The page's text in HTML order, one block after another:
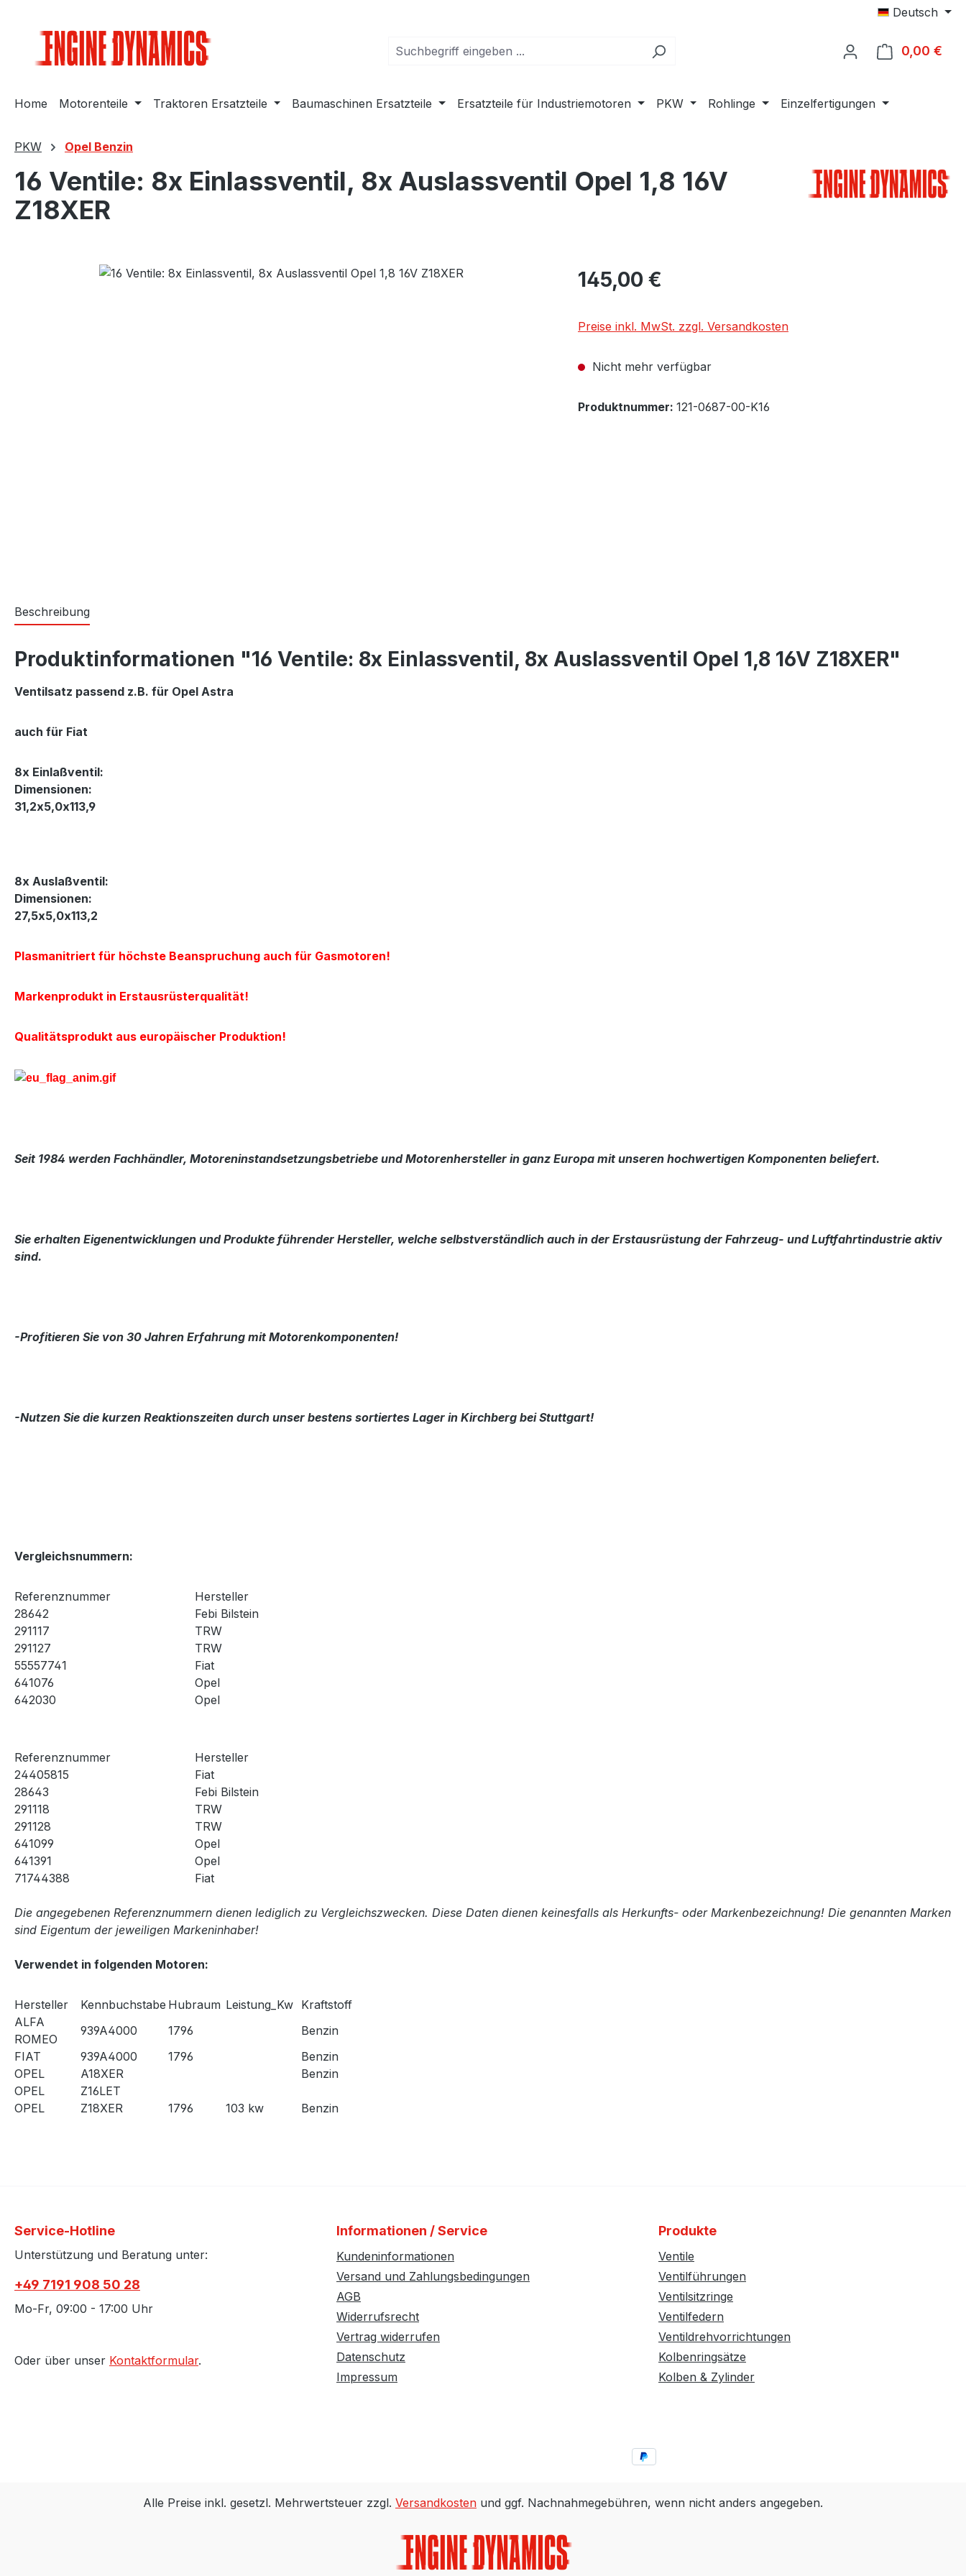
Deutsch
0,00 €
Home Motorenteile Traktoren Ersatzteile Baumaschinen Ersatzteile Ersatzteile für Industriemotoren PKW Rohlinge Einzelfertigungen
PKW Opel Benzin
16 Ventile: 8x Einlassventil, 8x Auslassventil Opel 1,8 16V
Z18XER
Bildergalerie überspringen Regulärer Preis:
145,00 €
Preise inkl. MwSt. zzgl. Versandkosten
Nicht mehr verfügbar
Produktnummer: 121-0687-00-K16
Beschreibung
Produktinformationen "16 Ventile: 8x Einlassventil, 8x Auslassventil Opel 1,8 16V Z18XER"
Ventilsatz passend z.B. für Opel Astra
auch für Fiat
8x Einlaßventil:
Dimensionen:
31,2x5,0x113,9
8x Auslaßventil:
Dimensionen:
27,5x5,0x113,2
Plasmanitriert für höchste Beanspruchung auch für Gasmotoren!
Markenprodukt in Erstausrüsterqualität!
Qualitätsprodukt aus europäischer Produktion!
Seit 1984 werden Fachhändler, Motoreninstandsetzungsbetriebe und Motorenhersteller in ganz Europa mit unseren hochwertigen Komponenten beliefert.
Sie erhalten Eigenentwicklungen und Produkte führender Hersteller, welche selbstverständlich auch in der Erstausrüstung der Fahrzeug- und Luftfahrtindustrie aktiv
sind.
-Profitieren Sie von 30 Jahren Erfahrung mit Motorenkomponenten!
-Nutzen Sie die kurzen Reaktionszeiten durch unser bestens sortiertes Lager in Kirchberg bei Stuttgart!
Vergleichsnummern:
Referenznummer
Hersteller
28642
Febi Bilstein
291117
TRW
291127
TRW
55557741
Fiat
641076
Opel
642030
Opel
Referenznummer
Hersteller
24405815
Fiat
28643
Febi Bilstein
291118
TRW
291128
TRW
641099
Opel
641391
Opel
71744388
Fiat
Die angegebenen Referenznummern dienen lediglich zu Vergleichszwecken. Diese Daten dienen keinesfalls als Herkunfts- oder Markenbezeichnung! Die genannten Marken
sind Eigentum der jeweiligen Markeninhaber!
Verwendet in folgenden Motoren:
Hersteller Kennbuchstabe Hubraum Leistung_Kw Kraftstoff
ALFA
ROMEO
939A4000 1796
Benzin
FIAT
939A4000 1796
Benzin
OPEL
A18XER
Benzin
OPEL
Z16LET
OPEL
Z18XER 1796 103 kw Benzin
Service-Hotline
Unterstützung und Beratung unter:
+49 7191 908 50 28
Mo-Fr, 09:00 - 17:00 Uhr
Oder über unser Kontaktformular.
Informationen / Service
Kundeninformationen
Versand und Zahlungsbedingungen
AGB
Widerrufsrecht
Vertrag widerrufen
Datenschutz
Impressum
Produkte
Ventile
Ventilführungen
Ventilsitzringe
Ventilfedern
Ventildrehvorrichtungen
Kolbenringsätze
Kolben & Zylinder
Alle Preise inkl. gesetzl. Mehrwertsteuer zzgl. Versandkosten und ggf. Nachnahmegebühren, wenn nicht anders angegeben.